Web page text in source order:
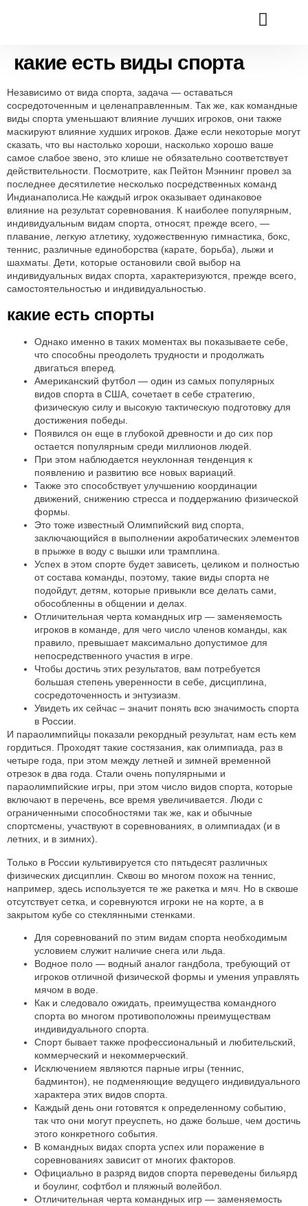
какие есть виды спорта
Независимо от вида спорта, задача — оставаться
сосредоточенным и целенаправленным. Так же, как командные
виды спорта уменьшают влияние лучших игроков, они также
маскируют влияние худших игроков. Даже если некоторые могут
сказать, что вы настолько хороши, насколько хорошо ваше
самое слабое звено, это клише не обязательно соответствует
действительности. Посмотрите, как Пейтон Мэннинг провел за
последнее десятилетие несколько посредственных команд
Индианаполиса.Не каждый игрок оказывает одинаковое
влияние на результат соревнования. К наиболее популярным,
индивидуальным видам спорта, относят, прежде всего, —
плавание, легкую атлетику, художественную гимнастика, бокс,
теннис, различные единоборства (карате, борьба), лыжи и
шахматы. Дети, которые остановили свой выбор на
индивидуальных видах спорта, характеризуются, прежде всего,
самостоятельностью и индивидуальностью.
какие есть спорты
Однако именно в таких моментах вы показываете себе,
что способны преодолеть трудности и продолжать
двигаться вперед.
Американский футбол — один из самых популярных
видов спорта в США, сочетает в себе стратегию,
физическую силу и высокую тактическую подготовку для
достижения победы.
Появился он еще в глубокой древности и до сих пор
остается популярным среди миллионов людей.
При этом наблюдается неуклонная тенденция к
появлению и развитию все новых вариаций.
Также это способствует улучшению координации
движений, снижению стресса и поддержанию физической
формы.
Это тоже известный Олимпийский вид спорта,
заключающийся в выполнении акробатических элементов
в прыжке в воду с вышки или трамплина.
Успех в этом спорте будет зависеть, целиком и полностью
от состава команды, поэтому, такие виды спорта не
подойдут, детям, которые привыкли все делать сами,
обособленны в общении и делах.
Отличительная черта командных игр — заменяемость
игроков в команде, для чего число членов команды, как
правило, превышает максимально допустимое для
непосредственного участия в игре.
Чтобы достичь этих результатов, вам потребуется
большая степень уверенности в себе, дисциплина,
сосредоточенность и энтузиазм.
Увидеть их сейчас – значит понять всю значимость спорта
в России.
И параолимпийцы показали рекордный результат, нам есть кем
гордиться. Проходят такие состязания, как олимпиада, раз в
четыре года, при этом между летней и зимней временной
отрезок в два года. Стали очень популярными и
параолимпийские игры, при этом число видов спорта, которые
включают в перечень, все время увеличивается. Люди с
ограниченными способностями так же, как и обычные
спортсмены, участвуют в соревнованиях, в олимпиадах (и в
летних, и в зимних).
Только в России культивируется сто пятьдесят различных
физических дисциплин. Сквош во многом похож на теннис,
например, здесь используется те же ракетка и мяч. Но в сквоше
отсутствует сетка, и соревнуются игроки не на корте, а в
закрытом кубе со стеклянными стенками.
Для соревнований по этим видам спорта необходимым
условием служит наличие снега или льда.
Водное поло — водный аналог гандбола, требующий от
игроков отличной физической формы и умения управлять
мячом в воде.
Как и следовало ожидать, преимущества командного
спорта во многом противоположны преимуществам
индивидуального спорта.
Спорт бывает также профессиональный и любительский,
коммерческий и некоммерческий.
Исключением являются парные игры (теннис,
бадминтон), не подменяющие ведущего индивидуального
характера этих видов спорта.
Каждый день они готовятся к определенному событию,
так что они могут преуспеть, но даже больше, чем достичь
этого конкретного события.
В командных видах спорта успех или поражение в
соревнованиях зависит от многих факторов.
Официально в разряд видов спорта переведены бильярд
и боулинг, софтбол и пляжный волейбол.
Отличительная черта командных игр — заменяемость